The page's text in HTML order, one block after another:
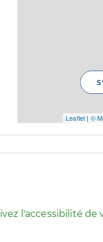
Leaflet | ©
pour afficher les
l'accessibilité de